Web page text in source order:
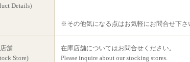
Details)
※その他気になる点はお気軽にお問合せ下さ
舗
Store)
在庫店舗についてはお問合せください。
Please inquire about our stocking stores.